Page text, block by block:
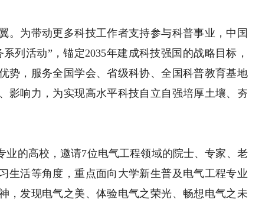
为带动更多科技工作者支持参与科普事业，中国
列活动”，锚定2035年建成科技强国的战略目标，
势，服务全国学会、省级科协、全国科普教育基地
影响力，为实现高水平科技自立自强培厚土壤、夯
的高校，邀请7位电气工程领域的院士、专家、老
生活等角度，重点面向大学新生普及电气工程专业
，发现电气之美、体验电气之荣光、畅想电气之未